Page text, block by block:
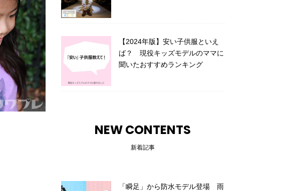
【2024年版】安い子供服といえ
ば？ 現役キッズモデルのママに
聞いたおすすめランキング
NEW CONTENTS
新着記事
「瞬足」から防水モデル登場 雨